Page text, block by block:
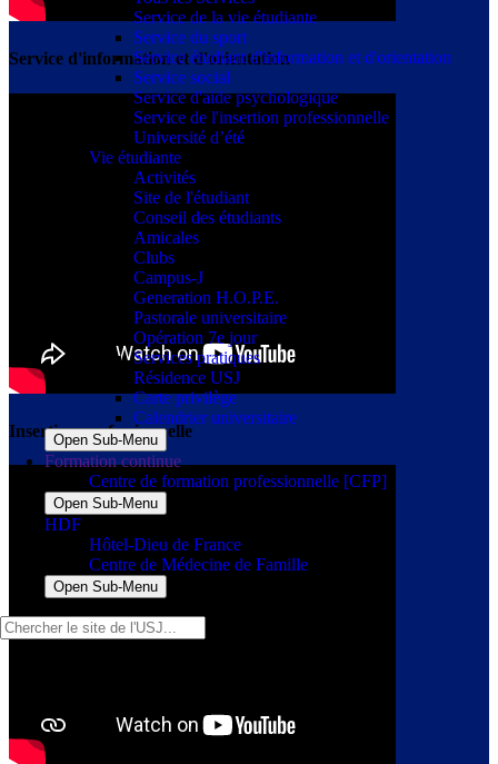
Service de la vie étudiante
Service du sport
Service étudiant d'information et d'orientation
Service social
Service d'aide psychologique
Service de l'insertion professionnelle
Université d’été
Vie étudiante
Activités
Site de l'étudiant
Conseil des étudiants
Amicales
Clubs
Campus-J
Generation H.O.P.E.
Pastorale universitaire
Opération 7e jour
Services pratiques
Résidence USJ
Carte privilège
Calendrier universitaire
Open Sub-Menu
Formation continue
Centre de formation professionnelle [CFP]
Open Sub-Menu
HDF
Hôtel-Dieu de France
Centre de Médecine de Famille
Open Sub-Menu
Service d'information et d'orientation
Insertion professionnelle